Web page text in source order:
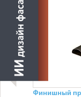
Финишный